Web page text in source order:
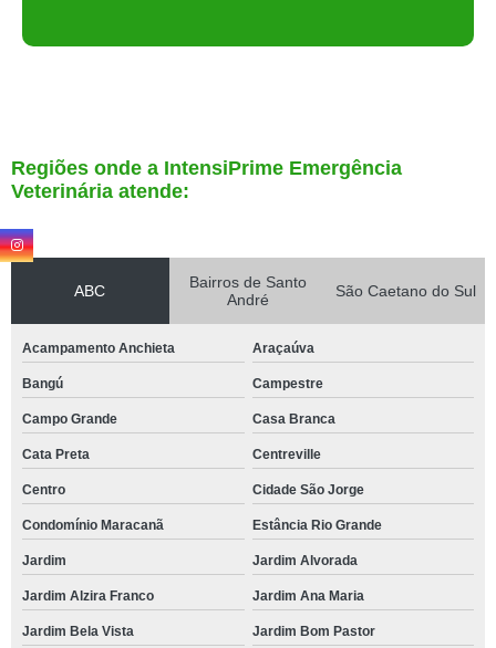
Regiões onde a IntensiPrime Emergência
Veterinária atende:
ABC
Bairros de Santo
André
São Caetano do Sul
Acampamento Anchieta Araçaúva
Bangú Campestre
Campo Grande Casa Branca
Cata Preta Centreville
Centro Cidade São Jorge
Condomínio Maracanã Estância Rio Grande
Jardim Jardim Alvorada
Jardim Alzira Franco Jardim Ana Maria
Jardim Bela Vista Jardim Bom Pastor